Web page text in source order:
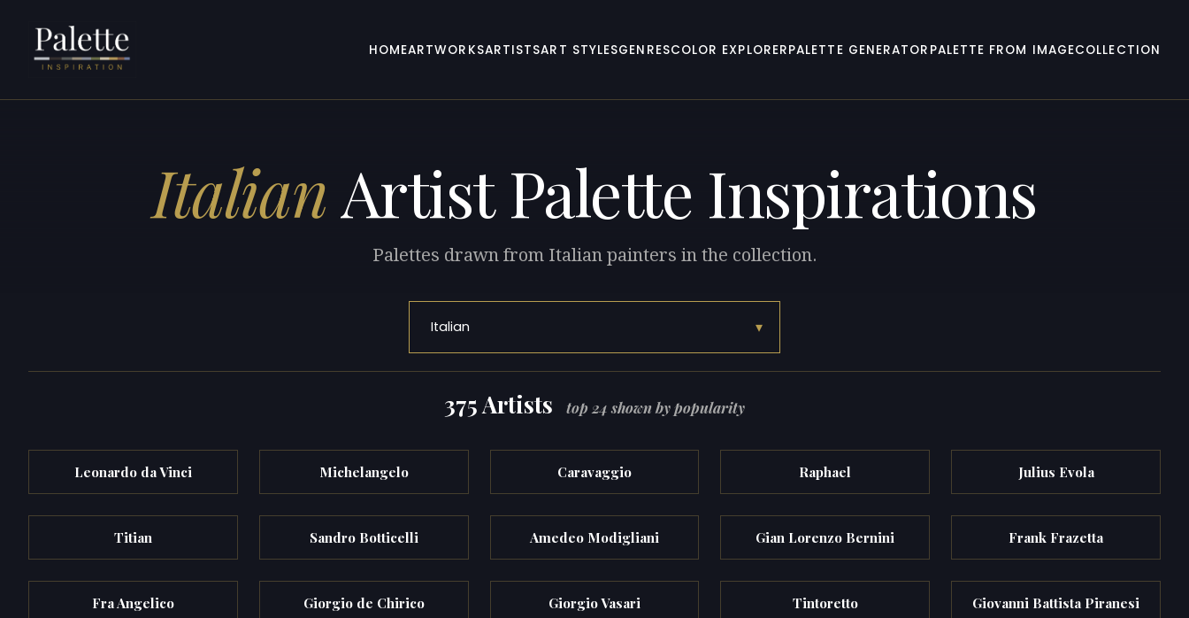
HOMEARTWORKSARTISTSART STYLESGENRESCOLOR EXPLORERPALETTE GENERATOR PALETTE FROM IMAGECOLLECTION
ItalianArtist Palette Inspirations
Palettes drawn from Italian painters in the collection.
Italian ▾
375 Artists top 24 shown by popularity
Leonardo da Vinci Michelangelo Caravaggio Raphael Julius Evola
Titian Sandro Botticelli Amedeo Modigliani Gian Lorenzo Bernini Frank Frazetta
Fra Angelico Giorgio de Chirico Giorgio Vasari Tintoretto Giovanni Battista Piranesi